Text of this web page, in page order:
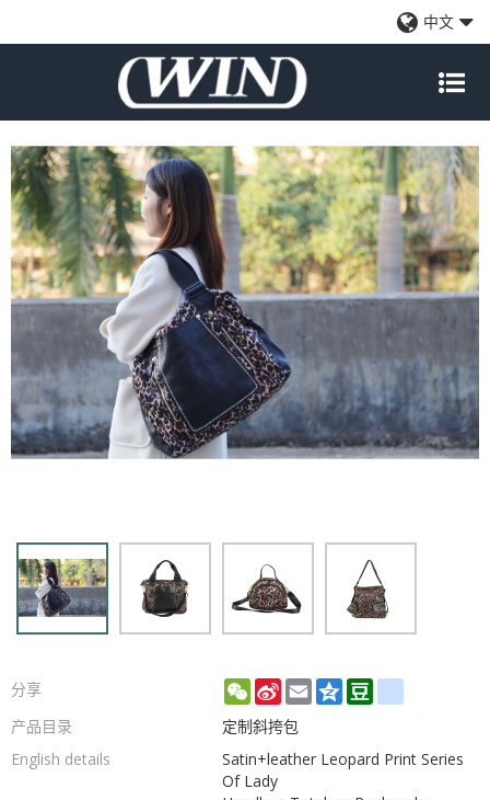
中文
分享 WeChat
Sina
Weibo
EmailQzoneDoubanrenren
产品目录
定制斜挎包
English details
Satin+leather Leopard Print Series
Of Lady